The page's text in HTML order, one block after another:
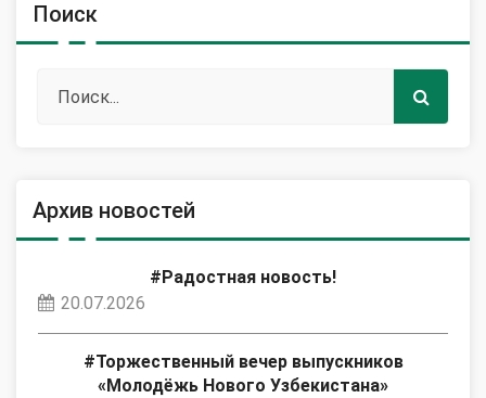
Поиск
Архив новостей
#Радостная новость!
20.07.2026
#Торжественный вечер выпускников
«Молодёжь Нового Узбекистана»